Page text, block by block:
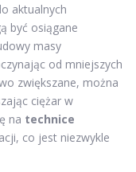
aktualnych
być osiągane
masy
od mniejszych
zwiększane, można
ciężar w
na technice
co jest niezwykle